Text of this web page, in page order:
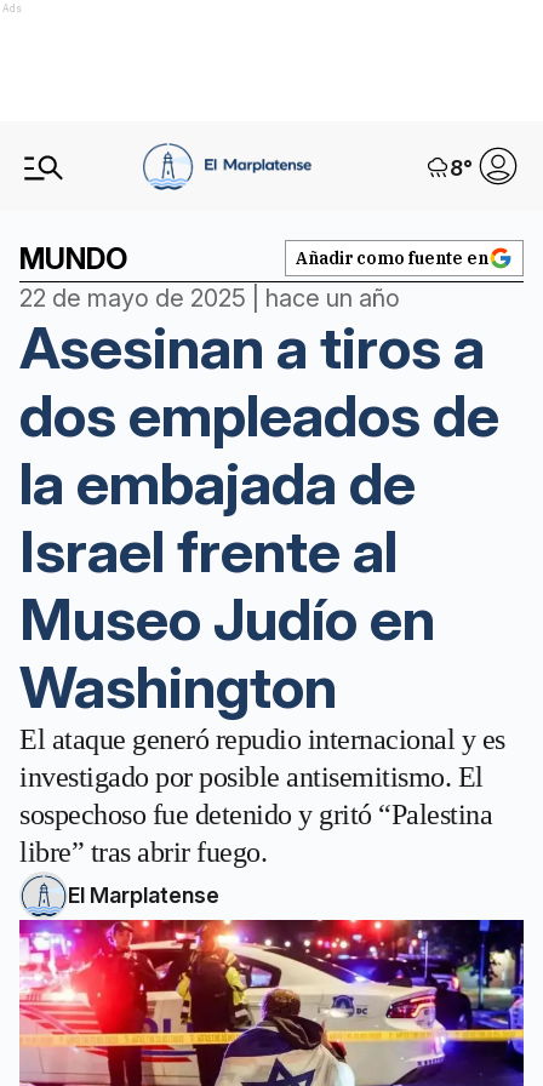
Ads
8°
MUNDO Añadir como fuente en
22 de mayo de 2025 | hace un año
Asesinan a tiros a
dos empleados de
la embajada de
Israel frente al
Museo Judío en
Washington
El ataque generó repudio internacional y es
investigado por posible antisemitismo. El
sospechoso fue detenido y gritó “Palestina
libre” tras abrir fuego.
El Marplatense